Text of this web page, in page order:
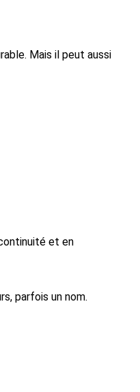
Mais il peut aussi
et en
parfois un nom.